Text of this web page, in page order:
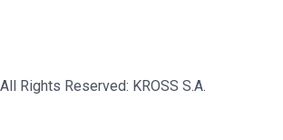
Rights Reserved: KROSS S.A.